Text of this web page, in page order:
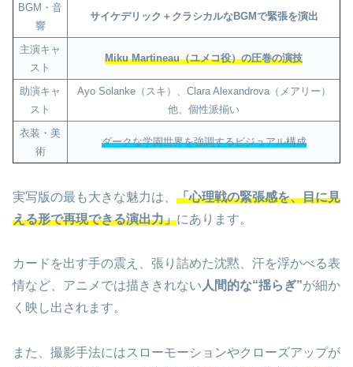
BGM・音
響
サイケデリック＋クラシカルなBGMで緊張を演出
主演キャ
スト
Miku Martineau（ユメコ役）の圧巻の演技
助演キャ
スト
Ayo Solanke（スキ）、Clara Alexandrova（メアリー）
他、個性派揃い
衣装・美
術
ダークな学園世界を強調するビジュアル構成
実写版の最も大きな魅力は、 「心理戦の緊張感を、目に見
える形で再現できる演出力」にあります。
カードを出す手の震え、張り詰めた沈黙、汗を浮かべる表
情など、アニメでは描ききれない人間的な“揺らぎ”が細か
く映し出されます。
また、撮影手法にはスローモーションやクローズアップが